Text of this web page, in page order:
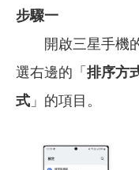
步驟一
開啟三星手機
選右邊的「 排序方
式 」的項目。